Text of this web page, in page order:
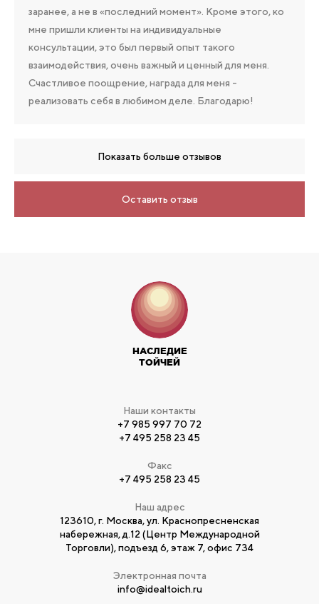
заранее, а не в «последний момент». Кроме этого, ко
мне пришли клиенты на индивидуальные
консультации, это был первый опыт такого
взаимодействия, очень важный и ценный для меня.
Счастливое поощрение, награда для меня -
реализовать себя в любимом деле. Благодарю!
Оставить отзыв
Показать больше отзывов
НАСЛЕДИЕ
ТОЙЧЕЙ
Наши контакты
+7 985 997 70 72
+7 495 258 23 45
Факс
+7 495 258 23 45
Наш адрес
123610, г. Москва, ул. Краснопресненская
набережная, д.12 (Центр Международной
Торговли), подъезд 6, этаж 7, офис 734
Электронная почта
info@idealtoich.ru